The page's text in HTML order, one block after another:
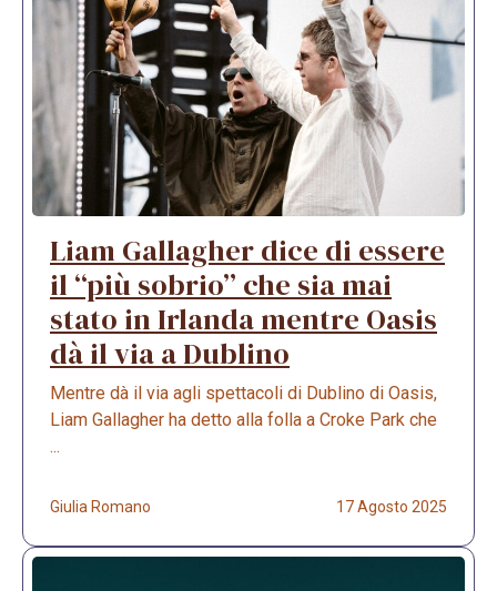
Liam Gallagher dice di essere
il “più sobrio” che sia mai
stato in Irlanda mentre Oasis
dà il via a Dublino
Mentre dà il via agli spettacoli di Dublino di Oasis,
Liam Gallagher ha detto alla folla a Croke Park che
...
Giulia Romano 17 Agosto 2025